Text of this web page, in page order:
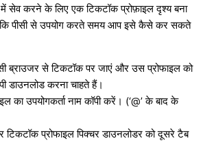
करने के लिए एक टिकटॉक प्रोफ़ाइल दृश्य बना
कि पीसी से उपयोग करते समय आप इसे कैसे कर सकते
ब्राउजर से टिकटॉक पर जाएं और उस प्रोफाइल को
डाउनलोड करना चाहते हैं।
का उपयोगकर्ता नाम कॉपी करें। (‘@’ के बाद के
प्रोफाइल पिक्चर डाउनलोडर को दूसरे टैब